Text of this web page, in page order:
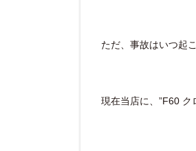
ただ、事故はいつ起
現在当店に、”F60 ク